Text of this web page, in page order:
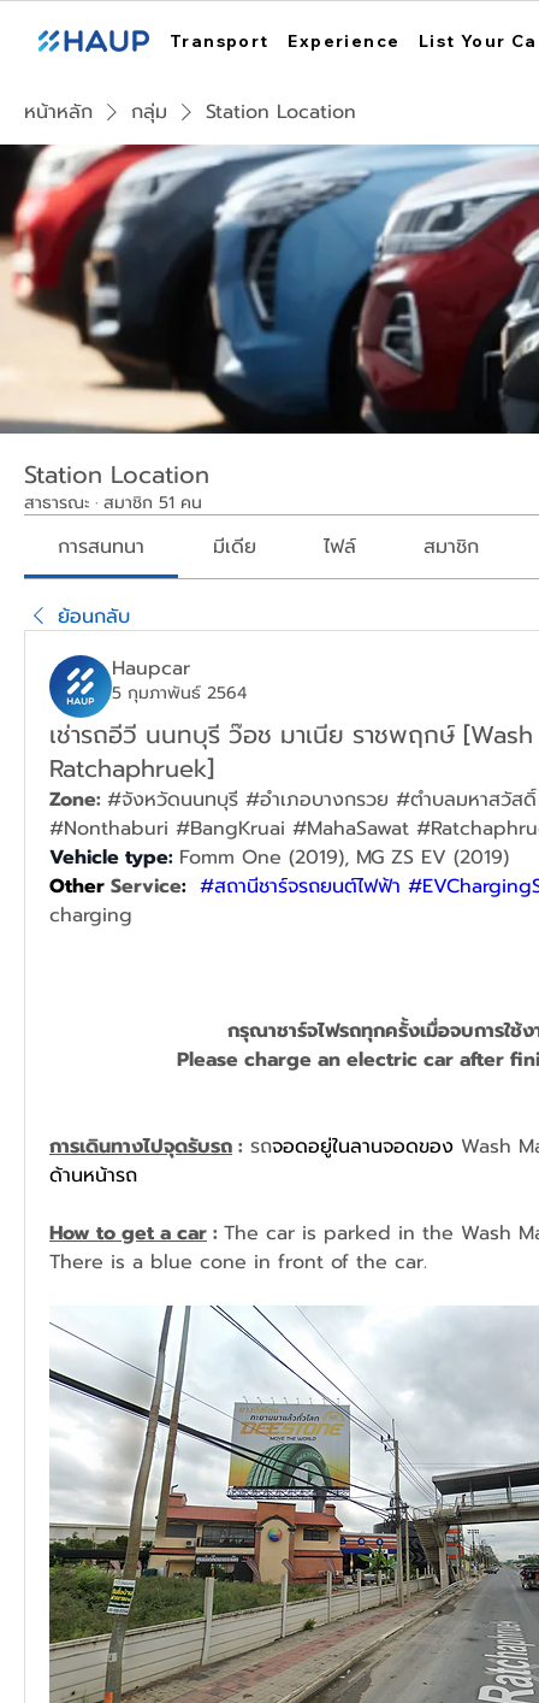
Transport Experience List Your
หน้าหลัก กลุ่ม Station Location
Station Location
สาธารณะ · สมาชิก 51 คน
การสนทนา มีเดีย ไฟล์ สมาชิก
ย้อนกลับ
Haupcar
5 กุมภาพันธ์ 2564
เช่ารถอีวี นนทบุรี ว๊อช มาเนีย ราชพฤกษ์
Ratchaphruek]
Zone: #จังหวัดนนทบุรี #อำเภอบางกรวย #ตำบลมหาสวัส
#Nonthaburi #BangKruai #MahaSawat
Vehicle type: Fomm One (2019), MG ZS EV (2019)
Other Service: #สถานีชาร์จรถยนต์ไฟฟ้า
charging
กรุณาชาร์จไฟรถทุกครั้งเมื่อจบการใช้ง
Please charge an electric car after
การเดินทางไปจุดรับรถ : รถจอดอยู่ในลานจอดของ Wash
ด้านหน้ารถ
How to get a car : The car is parked in the Wash
There is a blue cone in front of the car.